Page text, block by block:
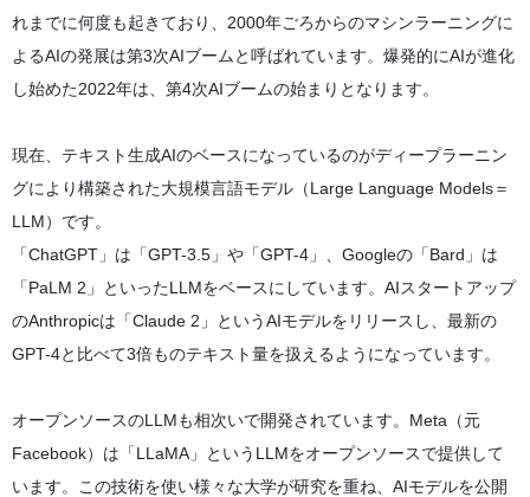
れまでに何度も起きており、2000年ごろからのマシンラーニングに
よるAIの発展は第3次AIブームと呼ばれています。爆発的にAIが進化
し始めた2022年は、第4次AIブームの始まりとなります。
現在、テキスト生成AIのベースになっているのがディープラーニン
グにより構築された大規模言語モデル（Large Language Models＝
LLM）です。
「ChatGPT」は「GPT-3.5」や「GPT-4」、Googleの「Bard」は
「PaLM 2」といったLLMをベースにしています。AIスタートアップ
のAnthropicは「Claude 2」というAIモデルをリリースし、最新の
GPT-4と比べて3倍ものテキスト量を扱えるようになっています。
オープンソースのLLMも相次いで開発されています。Meta（元
Facebook）は「LLaMA」というLLMをオープンソースで提供して
います。この技術を使い様々な大学が研究を重ね、AIモデルを公開